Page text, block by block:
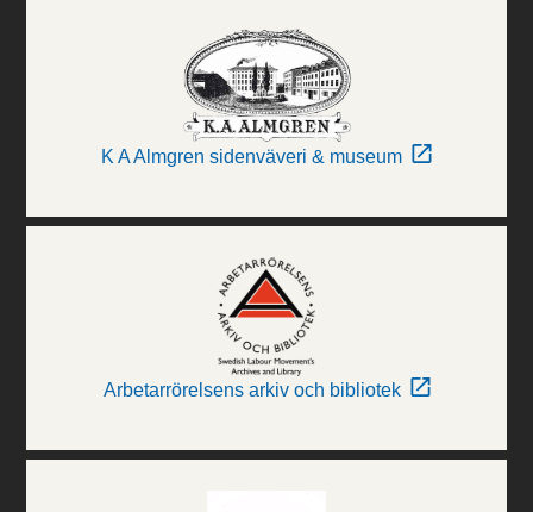
K A Almgren sidenväveri & museum
Arbetarrörelsens arkiv och bibliotek